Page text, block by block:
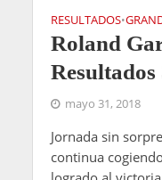
RESULTADOS•
Roland
Resultados
mayo 31, 2018
Jornada sin
continua